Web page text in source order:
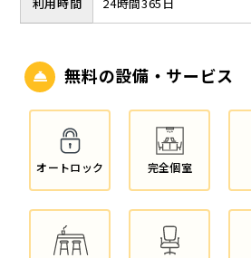
利用時間 24時間365日
無料の設備・サービス
オートロック 完全個室